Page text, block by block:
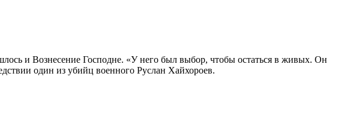
и Вознесение Господне. «У него был выбор, чтобы остаться в живых. Он
один из убийц военного Руслан Хайхороев.